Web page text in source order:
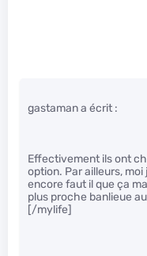
gastaman a écrit :
Effectivement ils ont
option. Par ailleurs,
encore faut il que ça
plus proche banlieue
[/mylife]